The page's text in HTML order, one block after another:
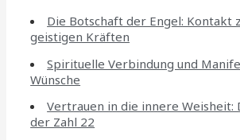
Die Botschaft der Engel: Kontakt
geistigen Kräften
Spirituelle Verbindung und
Wünsche
Vertrauen in die innere Weisheit:
der Zahl 22